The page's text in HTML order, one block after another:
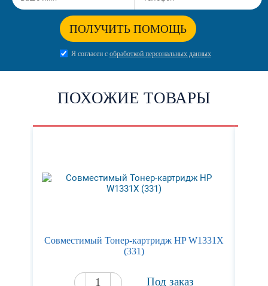
ПОЛУЧИТЬ ПОМОЩЬ
Я согласен с обработкой персональных данных
ПОХОЖИЕ ТОВАРЫ
Cовместимый Тонер-картридж HP W1331X
(331)
Под заказ